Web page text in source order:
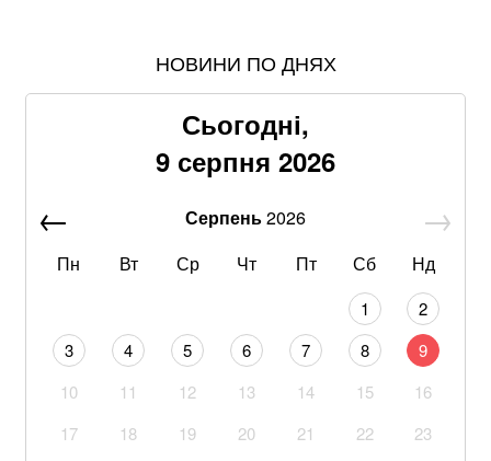
Понад 9,2 млрд грн: що відомо про нову гучну
Хацкевич: Гуцуляк навіть не прийшов потиснути
Через повагу до Реалу: Родрі отримуватиме в
Що корисніше — кавун чи диня: експерти дали
Google прибирає одну з найзручніших функцій
Gmail: що зміниться вже у 2027 році
Літній хіт: салат із кавуном, який готується за 10
НОВИНИ ПО ДНЯХ
Сьогодні,
9 серпня 2026
Серпень2026
Пн
Вт Ср Чт Пт Сб Нд
1
2
3
4 5 6 7 8
9
10
11 12 13 14 15
16
17
18 19 20 21 22
23